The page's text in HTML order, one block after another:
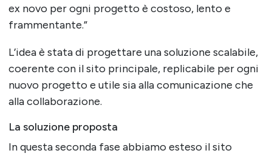
ex novo per ogni progetto è costoso, lento e
frammentante.”
L’idea è stata di progettare una soluzione scalabile,
coerente con il sito principale, replicabile per ogni
nuovo progetto e utile sia alla comunicazione che
alla collaborazione.
La soluzione proposta
In questa seconda fase abbiamo esteso il sito